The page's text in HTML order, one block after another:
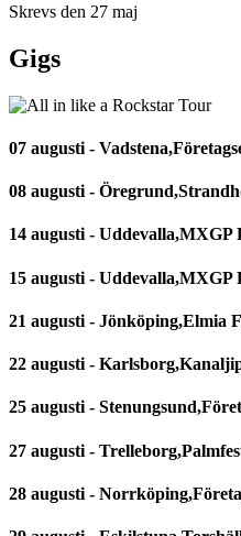
Skrevs den 27 maj
Gigs
07 augusti -
08 augusti -
14 augusti - Uddevalla,MXGP
15 augusti - Uddevalla,MXGP
21 augusti - Jönköping,Elmia
22 augusti -
25 augusti -
27 augusti -
28 augusti -